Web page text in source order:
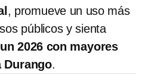
, promueve un uso más
públicos y sienta
2026 con mayores
Durango.